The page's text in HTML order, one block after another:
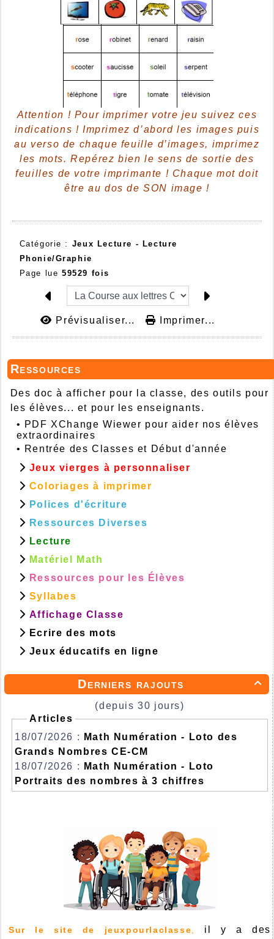

Derniers rajouts
(depuis 30 jours)
Articles
18/07/2026 :
Math Numération - Loto des
Grands Nombres CE-CM
18/07/2026 :
Math Numération - Loto
Portraits des nombres à 3 chiffres
Sur le site de jeuxpourlaclasse,
il y a des
Attention ! Pour imprimer votre jeu suivez ces
indications ! Imprimez d’abord les images puis
au verso de chaque feuille d’images, imprimez
les mots. Repérez bien le sens de sortie des
feuilles de votre imprimante ! Chaque mot doit
être au dos de SON image !
Catégorie : Jeux Lecture - Lecture
Phonie/Graphie
Page lue 59529 fois
Prévisualiser... Imprimer...
Ressources
Des doc à afficher pour la classe, des outils pour
les élèves... et pour les enseignants.
• PDF XChange Wiewer pour aider nos élèves
extraordinaires
• Rentrée des Classes et Début d'année
Jeux vierges à personnaliser
Coloriages à imprimer
Polices d'écriture
Ressources Diverses
Lecture
Matériel Math
Ressources pour les Élèves
Syllabes
Affichage Classe
Ecrire des mots
Jeux éducatifs en ligne